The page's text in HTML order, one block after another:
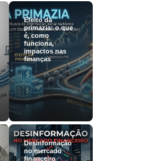
Efeito da
primazia: o que
é, como
funciona,
impactos nas
finanças
Desinformação
no mercado
financeiro